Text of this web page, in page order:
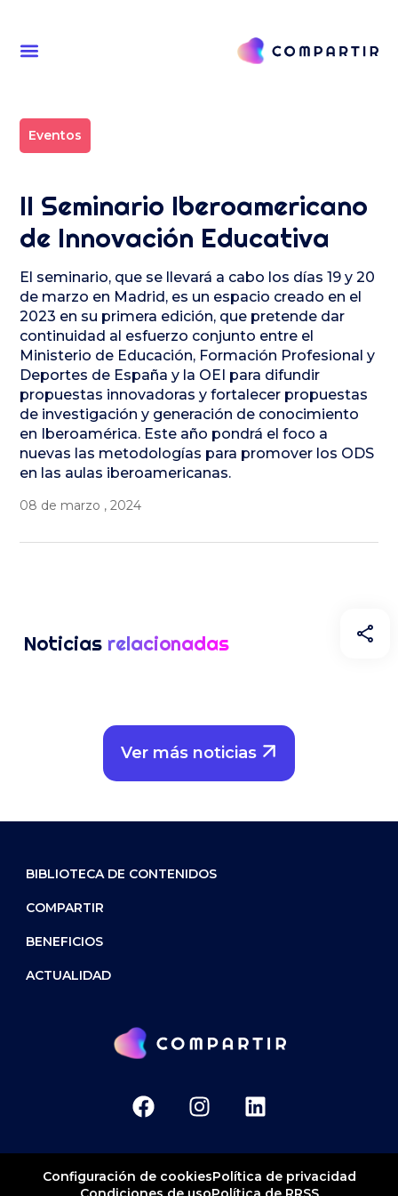
Eventos
II Seminario Iberoamericano
de Innovación Educativa
El seminario, que se llevará a cabo los días 19 y 20
de marzo en Madrid, es un espacio creado en el
2023 en su primera edición, que pretende dar
continuidad al esfuerzo conjunto entre el
Ministerio de Educación, Formación Profesional y
Deportes de España y la OEI para difundir
propuestas innovadoras y fortalecer propuestas
de investigación y generación de conocimiento
en Iberoamérica. Este año pondrá el foco a
nuevas las metodologías para promover los ODS
en las aulas iberoamericanas.
08 de marzo , 2024
Noticias relacionadas
Ver más noticias
BIBLIOTECA DE CONTENIDOS
COMPARTIR
BENEFICIOS
ACTUALIDAD
Configuración de cookiesPolítica de privacidad